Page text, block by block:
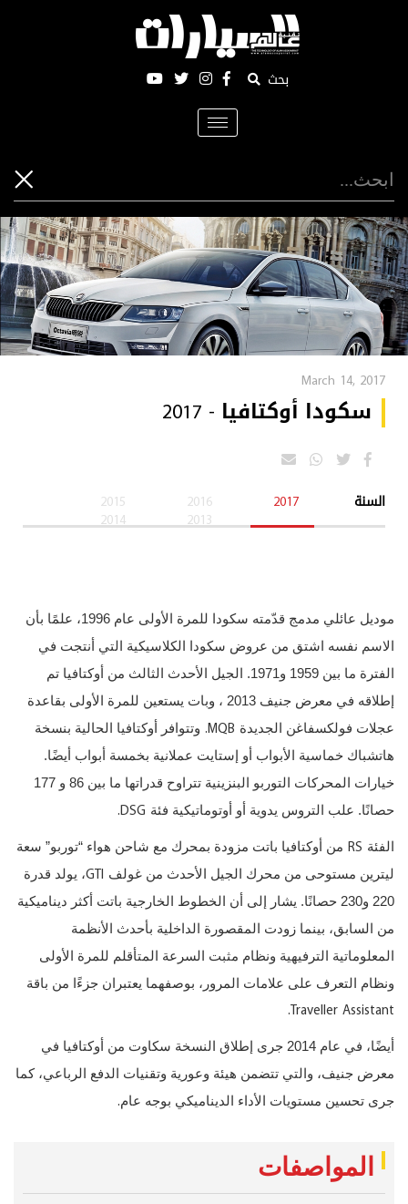
بحث
Toggle
navigation
March 14, 2017
سكودا أوكتافيا - 2017
السنة 2017
2016
2015
2013
2014
موديل عائلي مدمج قدّمته سكودا للمرة الأولى عام 1996، علمًا بأن
الاسم نفسه اشتق من عروض سكودا الكلاسيكية التي أنتجت في
الفترة ما بين 1959 و1971. الجيل الأحدث الثالث من أوكتافيا تم
إطلاقه في معرض جنيف 2013 ، وبات يستعين للمرة الأولى بقاعدة
عجلات فولكسفاغن الجديدة
وتتوافر أوكتافيا الحالية بنسخة
هاتشباك خماسية الأبواب أو إستايت عملانية بخمسة أبواب أيضًا.
خيارات المحركات التوربو البنزينية تتراوح قدراتها ما بين 86 و 177
حصانًا. علب التروس يدوية أو أوتوماتيكية فئة
الفئة
من أوكتافيا باتت مزودة بمحرك مع شاحن هواء “توربو” سعة
ليترين مستوحى من محرك الجيل الأحدث من غولف
، يولد قدرة
220 و230 حصانًا. يشار إلى أن الخطوط الخارجية باتت أكثر ديناميكية
من السابق، بينما زودت المقصورة الداخلية بأحدث الأنظمة
المعلوماتية الترفيهية ونظام مثبت السرعة المتأقلم للمرة الأولى
ونظام التعرف على علامات المرور، بوصفهما يعتبران جزءًا من باقة
Traveller Assistant.
أيضًا، في عام 2014 جرى إطلاق النسخة سكاوت من أوكتافيا في
معرض جنيف، والتي تتضمن هيئة وعورية وتقنيات الدفع الرباعي، كما
جرى تحسين مستويات الأداء الديناميكي بوجه عام.
المواصفات